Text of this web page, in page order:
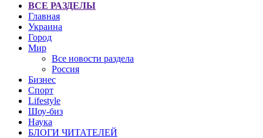
ВСЕ РАЗДЕЛЫ
Главная
Украина
Город
Мир
Все новости раздела
Россия
Бизнес
Спорт
Lifestyle
Шоу-биз
Наука
БЛОГИ ЧИТАТЕЛЕЙ